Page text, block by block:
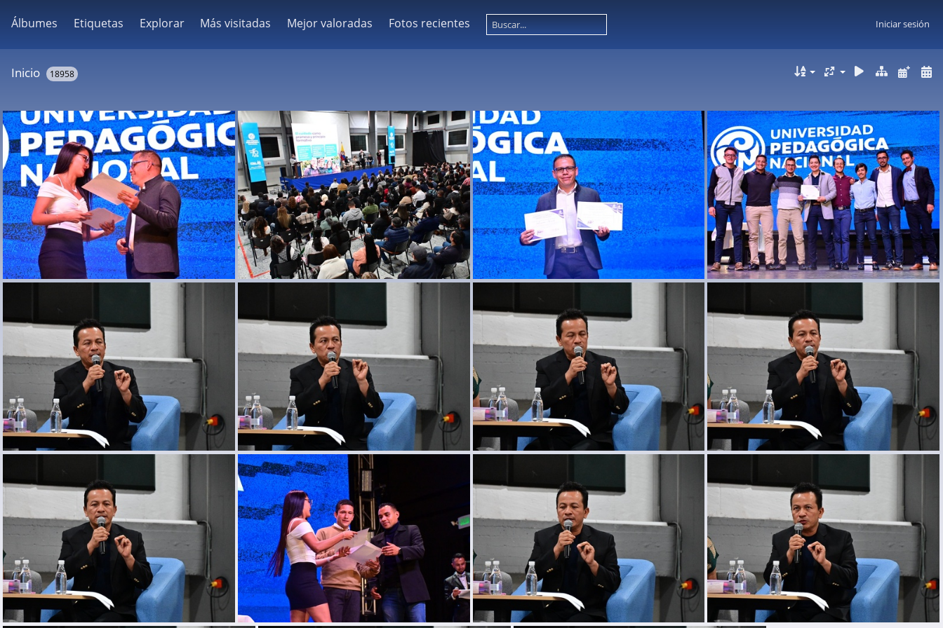
Álbumes Etiquetas Explorar Más visitadas Mejor valoradas Fotos recientes Iniciar sesión
Inicio 18958
DSC 0555 DSC 0556 DSC 0558 DSC 0567
DSC 0569 DSC 0570 DSC 0571 DSC 0572